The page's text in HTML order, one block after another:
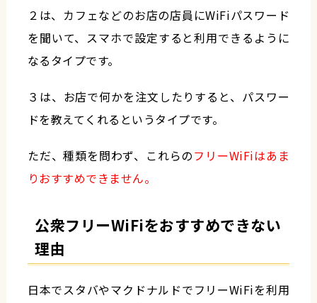
２は、カフェなどのお店の店員にWiFiパスワード
を聞いて、スマホで設定すると利用できるように
なるタイプです。
３は、お店で何かを注文したりすると、パスワー
ドを教えてくれるというタイプです。
ただ、種類を問わず、これらのフリーWiFiはあま
りおすすめできません。
公衆フリーWiFiをおすすめできない
理由
日本でスタバやマクドナルドでフリーWiFiを利用